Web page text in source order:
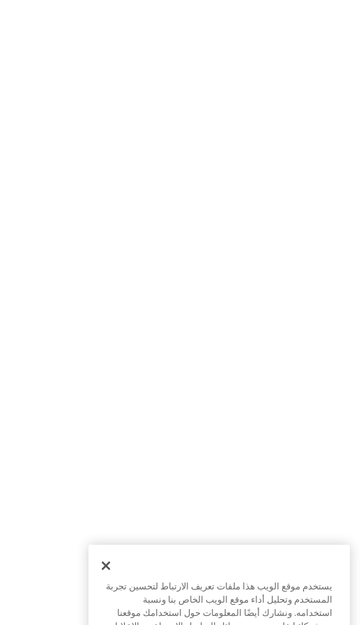
يستخدم موقع الويب هذا ملفات تعريف الارتباط لتحسين تجربة
المستخدم وتحليل أداء موقع الويب الخاص بنا ونسبة
استخدامه. ونشارك أيضًا المعلومات حول استخدامك موقعنا